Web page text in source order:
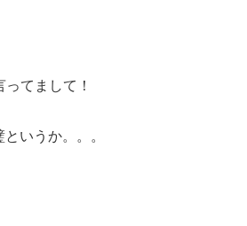
てまして！
いうか。。。